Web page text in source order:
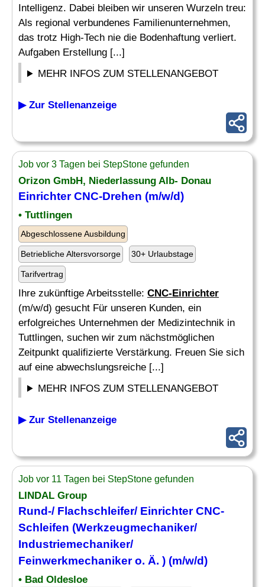
Intelligenz. Dabei bleiben wir unseren Wurzeln treu:
Als regional verbundenes Familienunternehmen,
das trotz High-Tech nie die Bodenhaftung verliert.
Aufgaben Erstellung [...]
MEHR INFOS ZUM STELLENANGEBOT
▶ Zur Stellenanzeige
Job vor 3 Tagen bei StepStone gefunden
Orizon GmbH, Niederlassung Alb- Donau
Einrichter CNC-Drehen (m/w/d)
• Tuttlingen
Abgeschlossene Ausbildung
Betriebliche Altersvorsorge 30+ Urlaubstage
Tarifvertrag
Ihre zukünftige Arbeitsstelle: CNC-Einrichter
(m/w/d) gesucht Für unseren Kunden, ein
erfolgreiches Unternehmen der Medizintechnik in
Tuttlingen, suchen wir zum nächstmöglichen
Zeitpunkt qualifizierte Verstärkung. Freuen Sie sich
auf eine abwechslungsreiche [...]
MEHR INFOS ZUM STELLENANGEBOT
▶ Zur Stellenanzeige
Job vor 11 Tagen bei StepStone gefunden
LINDAL Group
Rund-/ Flachschleifer/ Einrichter CNC-
Schleifen (Werkzeugmechaniker/
Industriemechaniker/
Feinwerkmechaniker o. Ä. ) (m/w/d)
• Bad Oldesloe